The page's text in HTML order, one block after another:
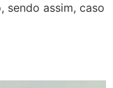
sendo assim, caso